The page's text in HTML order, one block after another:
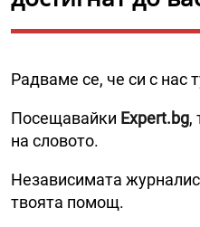
Радваме се, че си с нас
Посещавайки Expert.bg,
на словото.
Независимата
твоята помощ.